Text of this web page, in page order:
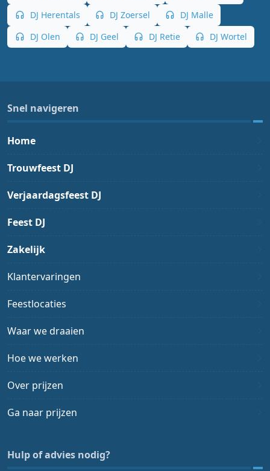
DJ Herentals
DJ Zoersel
DJ Malle
DJ Olen
DJ Geel DJ Retie DJ Wortel
Snel navigeren
Home
Trouwfeest DJ
Verjaardagsfeest DJ
Feest DJ
Zakelijk
Klantervaringen
Feestlocaties
Waar we draaien
Hoe we werken
Over prijzen
Ga naar prijzen
Hulp of advies nodig?